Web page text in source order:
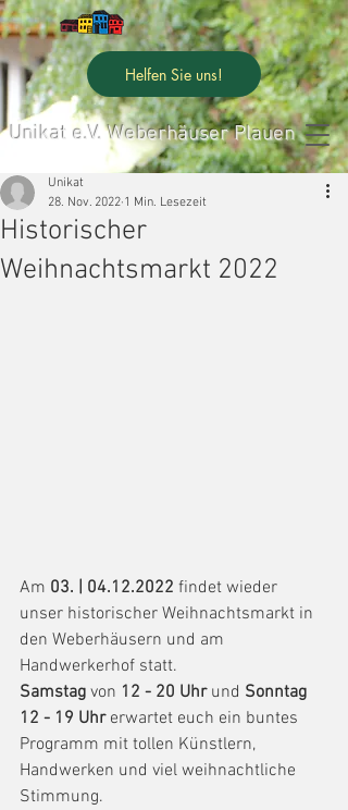
Unikat e.V. Weberhäuser Plauen
Helfen Sie uns!
Historischer
Weihnachtsmarkt 2022
Unikat
28. Nov. 2022 1 Min. Lesezeit
Am 03. | 04.12.2022 findet wieder
unser historischer Weihnachtsmarkt in
den Weberhäusern und am
Handwerkerhof statt.
Samstag von 12 - 20 Uhr und Sonntag
12 - 19 Uhr erwartet euch ein buntes
Programm mit tollen Künstlern,
Handwerken und viel weihnachtliche
Stimmung.